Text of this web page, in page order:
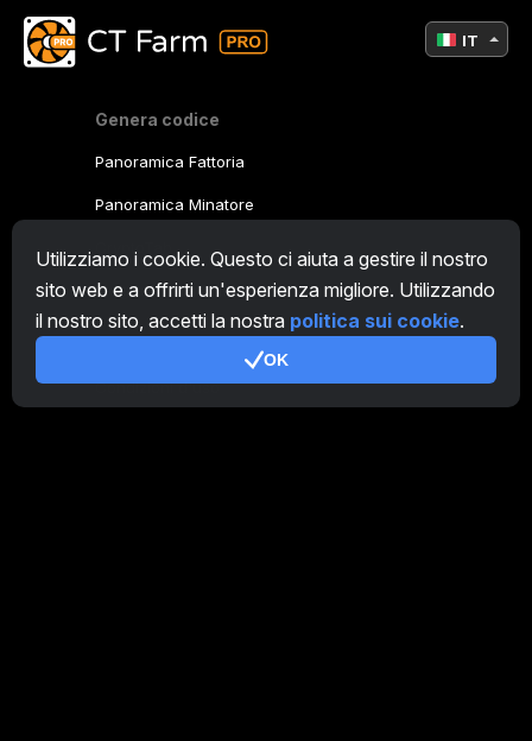
Utilizziamo i cookie. Questo ci aiuta a gestire il nostro
sito web e a offrirti un'esperienza migliore. Utilizzando
il nostro sito, accetti la nostra politica sui cookie.
OK
Genera codice
Panoramica Fattoria
Panoramica Minatore
CryptoTab
Programma Affiliato
Condizioni d'uso
IT